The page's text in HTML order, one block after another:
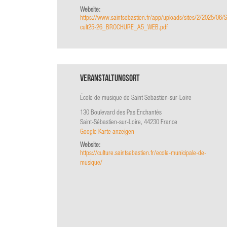
Website:
https://www.saintsebastien.fr/app/uploads/sites/2/2025/06/
cult25-26_BROCHURE_A5_WEB.pdf
Veranstaltungsort
École de musique de Saint Sebastien-sur-Loire
130 Boulevard des Pas Enchantés
Saint-Sébastien-sur-Loire, 44230 France
Google Karte anzeigen
Website:
https://culture.saintsebastien.fr/ecole-municipale-de-
musique/